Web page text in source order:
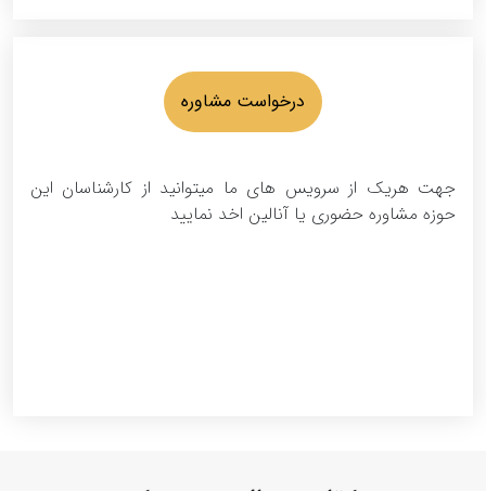
درخواست مشاوره
جهت هریک از سرویس های ما میتوانید از کارشناسان این
حوزه مشاوره حضوری یا آنالین اخد نمایید